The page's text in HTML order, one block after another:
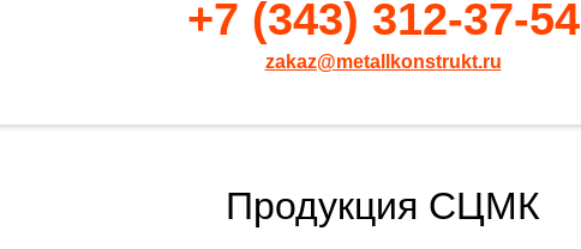
+7 (343) 312-37-54
zakaz@metallkonstrukt.ru
Продукция СЦМК